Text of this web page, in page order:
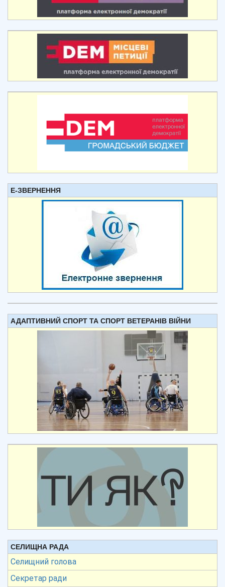
Е-ЗВЕРНЕННЯ
АДАПТИВНИЙ СПОРТ ТА СПОРТ ВЕТЕРАНІВ ВІЙНИ
СЕЛИЩНА РАДА
Селищний голова
Секретар ради